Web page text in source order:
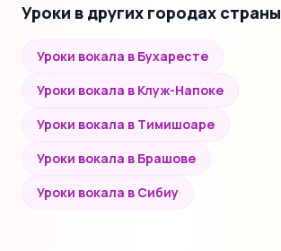
Уроки в других городах страны
Уроки вокала в Бухаресте
Уроки вокала в Клуж-Напоке
Уроки вокала в Тимишоаре
Уроки вокала в Брашове
Уроки вокала в Сибиу